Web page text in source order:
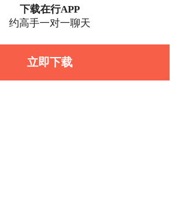
下载在行APP
约高手一对一聊天
立即下载